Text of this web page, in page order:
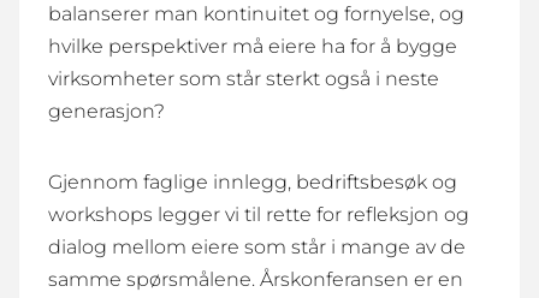
balanserer man kontinuitet og fornyelse, og
hvilke perspektiver må eiere ha for å bygge
virksomheter som står sterkt også i neste
generasjon?
Gjennom faglige innlegg, bedriftsbesøk og
workshops legger vi til rette for refleksjon og
dialog mellom eiere som står i mange av de
samme spørsmålene. Årskonferansen er en